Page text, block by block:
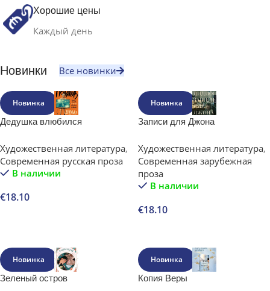
Хорошие цены
Каждый день
Новинки Все новинки
Новинка
Дедушка влюбился
Художественная литература,
Современная русская проза
В наличии
€18.10
Новинка
Записи для Джона
Художественная литература,
Современная зарубежная
проза
В наличии
€18.10
Новинка
Зеленый остров
Новинка
Копия Веры